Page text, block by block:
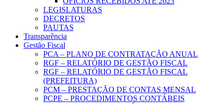
LEGISLATURAS
DECRETOS
PAUTAS
Transparência
Gestão Fiscal
PCA – PLANO DE CONTRATAÇÃO ANUAL
RGF – RELATÓRIO DE GESTÃO FISCAL
RGF – RELATÓRIO DE GESTÃO FISCAL
(PREFEITURA)
PCM – PRESTAÇÃO DE CONTAS MENSAL
PCPE – PROCEDIMENTOS CONTÁBEIS